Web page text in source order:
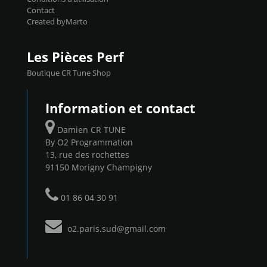
Contact
Created byMarto
Les Pièces Perf
Boutique CR Tune Shop
Information et contact
Damien CR TUNE
By O2 Programmation
13, rue des rochettes
91150 Morigny Champigny
01 86 04 30 91
o2.paris.sud@gmail.com